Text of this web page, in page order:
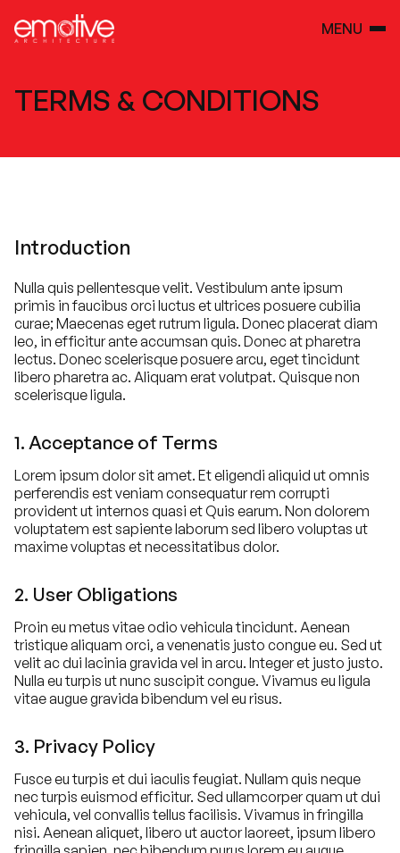
MENU
TERMS & CONDITIONS
Introduction
Nulla quis pellentesque velit. Vestibulum ante ipsum
primis in faucibus orci luctus et ultrices posuere cubilia
curae; Maecenas eget rutrum ligula. Donec placerat diam
leo, in efficitur ante accumsan quis. Donec at pharetra
lectus. Donec scelerisque posuere arcu, eget tincidunt
libero pharetra ac. Aliquam erat volutpat. Quisque non
scelerisque ligula.
1. Acceptance of Terms
Lorem ipsum dolor sit amet. Et eligendi aliquid ut omnis
perferendis est veniam consequatur rem corrupti
provident ut internos quasi et Quis earum. Non dolorem
voluptatem est sapiente laborum sed libero voluptas ut
maxime voluptas et necessitatibus dolor.
2. User Obligations
Proin eu metus vitae odio vehicula tincidunt. Aenean
tristique aliquam orci, a venenatis justo congue eu. Sed ut
velit ac dui lacinia gravida vel in arcu. Integer et justo justo.
Nulla eu turpis ut nunc suscipit congue. Vivamus eu ligula
vitae augue gravida bibendum vel eu risus.
3. Privacy Policy
Fusce eu turpis et dui iaculis feugiat. Nullam quis neque
nec turpis euismod efficitur. Sed ullamcorper quam ut dui
vehicula, vel convallis tellus facilisis. Vivamus in fringilla
nisi. Aenean aliquet, libero ut auctor laoreet, ipsum libero